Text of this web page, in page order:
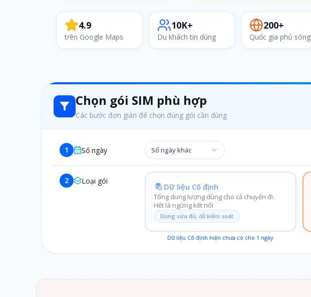
4.9
trên Google Maps
10K+
Du khách tin dùng
200+
Quốc gia phủ sóng
Chọn gói SIM phù hợp
Các bước đơn giản để chọn đúng gói cần dùng
1 Số ngày Số ngày khác
2 Loại gói
Dữ liệu Cố định
Tổng dung lượng dùng cho cả chuyến đi.
Hết là ngừng kết nối
Dùng vừa đủ, dễ kiểm soát
Dữ liệu Cố định hiện chưa có cho 1 ngày